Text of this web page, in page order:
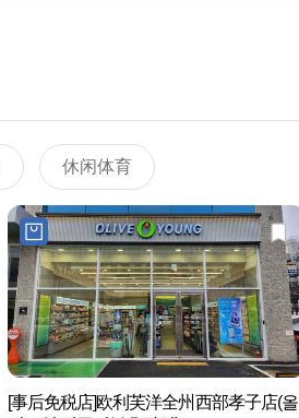
休闲体育
[事后免税店]欧利芙洋全州西部孝子店(올